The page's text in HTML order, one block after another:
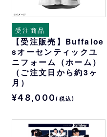
受注商品
【受注販売】Buffaloe
sオーセンティックユ
ニフォーム（ホーム）
（ご注文日から約3ヶ
月）
¥48,000(税込)